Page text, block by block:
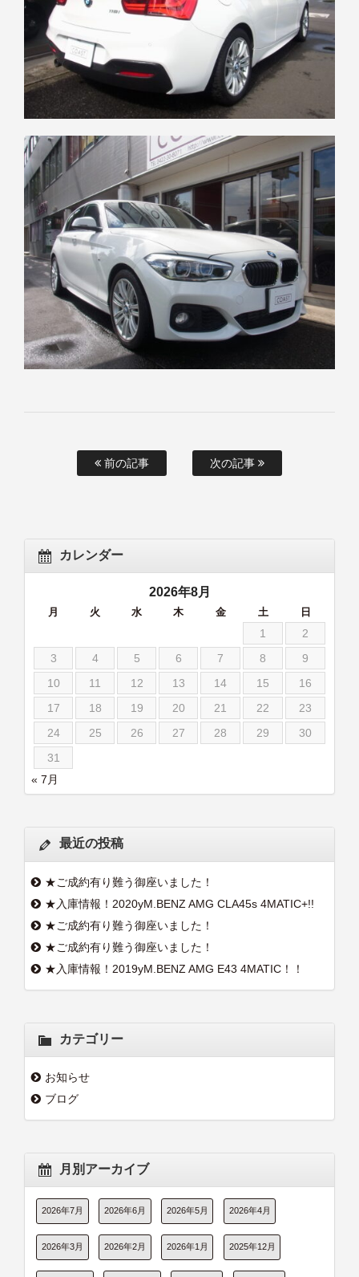
前の記事 次の記事
カレンダー
2026年8月
月 火 水 木 金 土 日
1
2
3
4 5 6 7 8
9
10
11 12 13 14 15
16
17
18 19 20 21 22
23
24
25 26 27 28 29
30
31
« 7月
最近の投稿
★ご成約有り難う御座いました！
★入庫情報！2020yM.BENZ AMG CLA45s 4MATIC+!!
★ご成約有り難う御座いました！
★ご成約有り難う御座いました！
★入庫情報！2019yM.BENZ AMG E43 4MATIC！！
カテゴリー
お知らせ
ブログ
月別アーカイブ
2026年7月 2026年6月 2026年5月 2026年4月
2026年3月 2026年2月 2026年1月 2025年12月